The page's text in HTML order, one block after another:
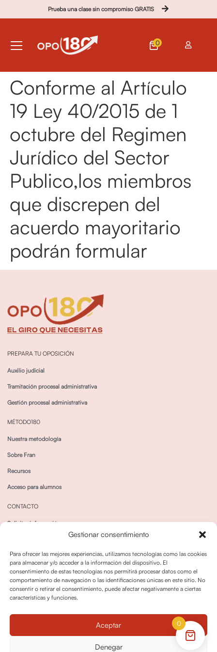
Gestionar consentimiento
Para ofrecer las mejores experiencias, utilizamos tecnologías como las cookies
para almacenar y/o acceder a la información del dispositivo. El
consentimiento de estas tecnologías nos permitirá procesar datos como el
comportamiento de navegación o las identificaciones únicas en este sitio. No
consentir o retirar el consentimiento, puede afectar negativamente a ciertas
características y funciones.
Aceptar
Denegar
Prueba una clase sin compromiso GRATIS
0
Conforme al Artículo
19 Ley 40/2015 de 1
octubre del Regimen
Jurídico del Sector
Publico,los miembros
que discrepen del
acuerdo mayoritario
podrán formular
PREPARA TU OPOSICIÓN
Auxilio judicial
Tramitación procesal administrativa
Gestión procesal administrativa
MÉTODO180
Nuestra metodología
Sobre Fran
Recursos
Acceso para alumnos
CONTACTO
Solicitar información
Política de cookies
Política dedevoluciones y cancelaciones
0